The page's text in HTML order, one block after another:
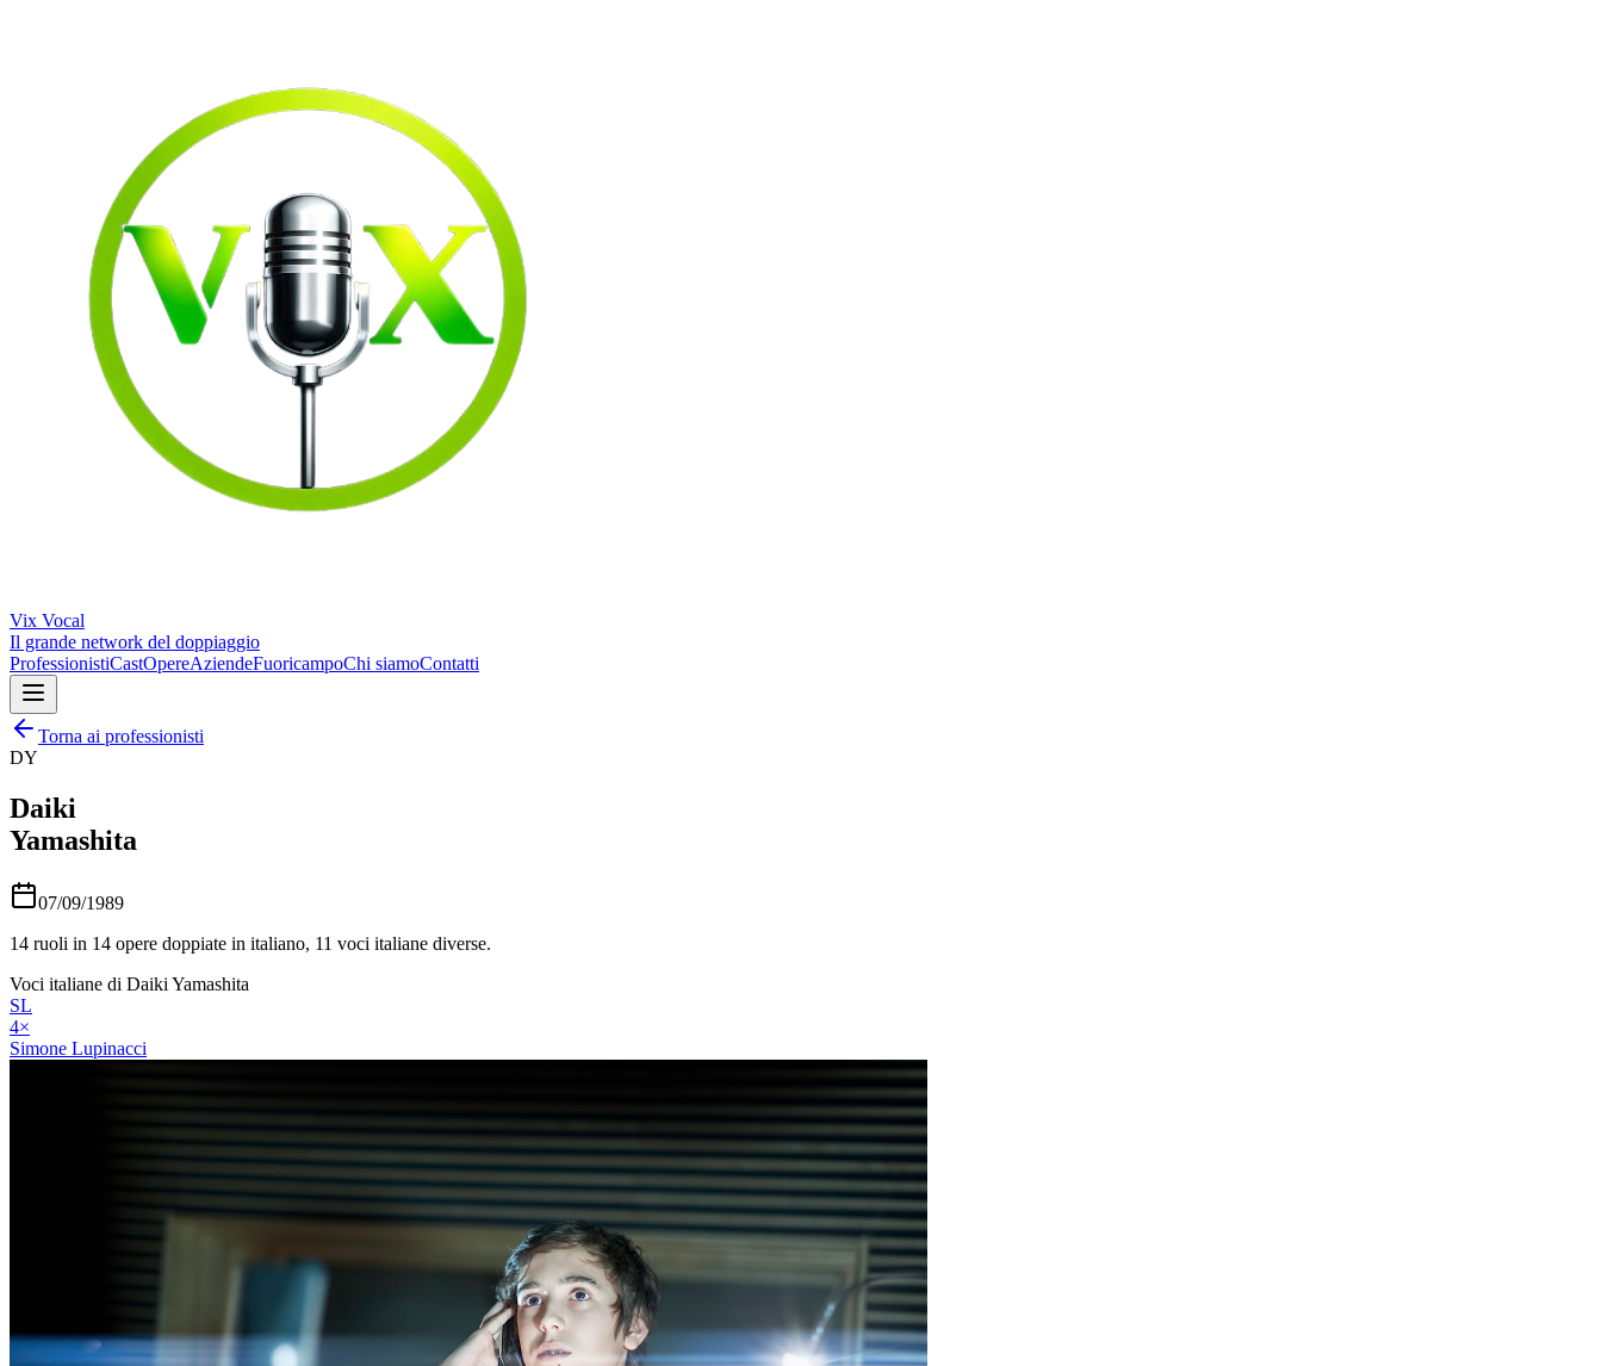
Vix Vocal
Il grande network del doppiaggio
ProfessionistiCastOpereAziendeFuoricampoChi siamoContatti
Torna ai professionisti
DY
Daiki
Yamashita
07/09/1989
14 ruoli in 14 opere doppiate in italiano, 11 voci italiane diverse.
Voci italiane di Daiki Yamashita
SL
4×
Simone Lupinacci